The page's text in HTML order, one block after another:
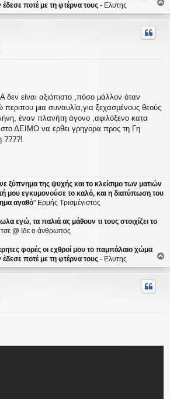
ποτέ με τη φτέρνα τους - Ελυτης
ο
ρ
δεν είναι αξιόπιστο ,πόσο μάλλον όταν
περιπου μια συναυλία,για ξεχασμένους θεούς
έναν πλανήτη άγονο ,αφιλόξενο κατα
στο ΔΕΙΜΟ να ερθει γρηγορα προς τη Γη
????!
ξύπνημα της ψυχής και το κλείσιμο των ματιών
μου εγκυμονούσε το καλό, και η διατύπωση του
αγαθό" Ερμής Τρισμέγιστος
εγώ, τα παλιά ας μάθουν τι τους στοιχίζει το
@ Ιδε ο άνθρωπος
φορές οι εχθροί μου το παμπάλαιο χώμα
ποτέ με τη φτέρνα τους - Ελυτης
ο
ρ